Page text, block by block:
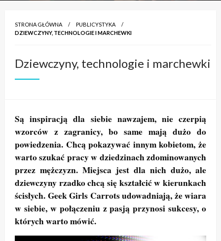
STRONA GŁÓWNA
PUBLICYSTYKA
DZIEWCZYNY, TECHNOLOGIE I MARCHEWKI
Dziewczyny, technologie i marchewki
Są inspiracją dla siebie nawzajem, nie czerpią
wzorców z zagranicy, bo same mają dużo do
powiedzenia. Chcą pokazywać innym kobietom, że
warto szukać pracy w dziedzinach zdominowanych
przez mężczyzn. Miejsca jest dla nich dużo, ale
dziewczyny rzadko chcą się kształcić w kierunkach
ścisłych. Geek Girls Carrots udowadniają, że wiara
w siebie, w połączeniu z pasją przynosi sukcesy, o
których warto mówić.